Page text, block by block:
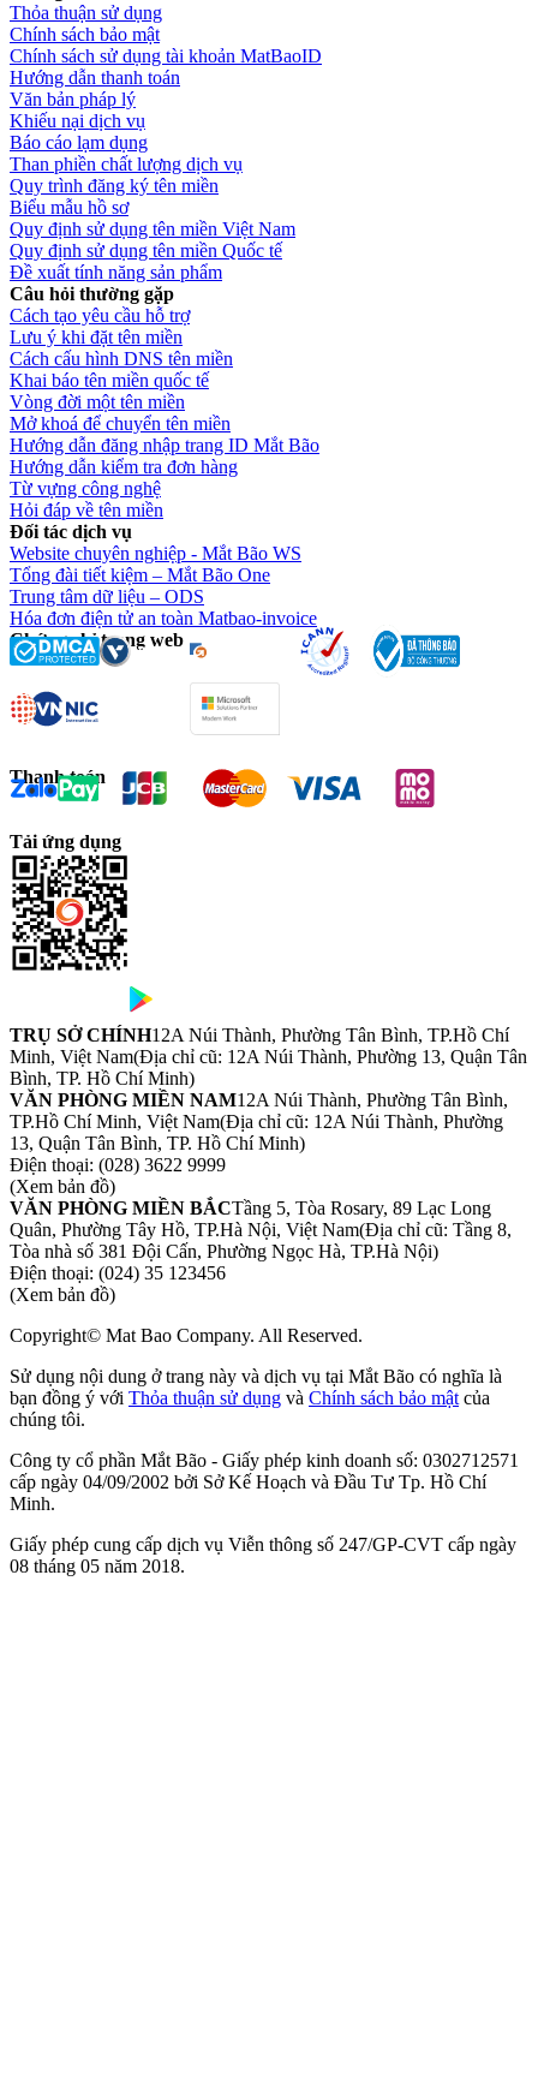
Thỏa thuận sử dụng
Chính sách bảo mật
Chính sách sử dụng tài khoản MatBaoID
Hướng dẫn thanh toán
Văn bản pháp lý
Khiếu nại dịch vụ
Báo cáo lạm dụng
Than phiền chất lượng dịch vụ
Quy trình đăng ký tên miền
Biểu mẫu hồ sơ
Quy định sử dụng tên miền Việt Nam
Quy định sử dụng tên miền Quốc tế
Đề xuất tính năng sản phẩm
Câu hỏi thường gặp
Cách tạo yêu cầu hỗ trợ
Lưu ý khi đặt tên miền
Cách cấu hình DNS tên miền
Khai báo tên miền quốc tế
Vòng đời một tên miền
Mở khoá để chuyển tên miền
Hướng dẫn đăng nhập trang ID Mắt Bão
Hướng dẫn kiểm tra đơn hàng
Từ vựng công nghệ
Hỏi đáp về tên miền
Đối tác dịch vụ
Website chuyên nghiệp - Mắt Bão WS
Tổng đài tiết kiệm – Mắt Bão One
Trung tâm dữ liệu – ODS
Hóa đơn điện tử an toàn Matbao-invoice
Chứng chỉ trang web
Thanh toán
Tải ứng dụng
TRỤ SỞ CHÍNH12A Núi Thành, Phường Tân Bình, TP.Hồ Chí
Minh, Việt Nam(Địa chỉ cũ: 12A Núi Thành, Phường 13, Quận Tân
Bình, TP. Hồ Chí Minh)
VĂN PHÒNG MIỀN NAM12A Núi Thành, Phường Tân Bình,
TP.Hồ Chí Minh, Việt Nam(Địa chỉ cũ: 12A Núi Thành, Phường
13, Quận Tân Bình, TP. Hồ Chí Minh)
Điện thoại: (028) 3622 9999
(Xem bản đồ)
VĂN PHÒNG MIỀN BẮCTầng 5, Tòa Rosary, 89 Lạc Long
Quân, Phường Tây Hồ, TP.Hà Nội, Việt Nam(Địa chỉ cũ: Tầng 8,
Tòa nhà số 381 Đội Cấn, Phường Ngọc Hà, TP.Hà Nội)
Điện thoại: (024) 35 123456
(Xem bản đồ)
Copyright© Mat Bao Company. All Reserved.
Sử dụng nội dung ở trang này và dịch vụ tại Mắt Bão có nghĩa là
bạn đồng ý với Thỏa thuận sử dụng và Chính sách bảo mật của
chúng tôi.
Công ty cổ phần Mắt Bão - Giấy phép kinh doanh số: 0302712571
cấp ngày 04/09/2002 bởi Sở Kế Hoạch và Đầu Tư Tp. Hồ Chí
Minh.
Giấy phép cung cấp dịch vụ Viễn thông số 247/GP-CVT cấp ngày
08 tháng 05 năm 2018.